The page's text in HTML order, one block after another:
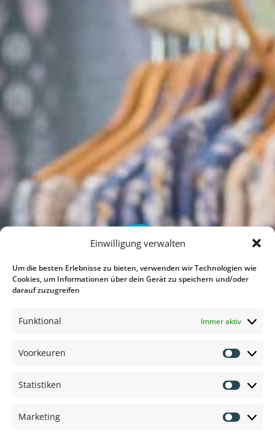
Einwilligung verwalten
Um die besten Erlebnisse zu bieten, verwenden wir Technologien wie
Cookies, um Informationen über dein Gerät zu speichern und/oder
darauf zuzugreifen
Funktional Immer aktiv
Voorkeuren
Statistiken
Marketing
Vielen Dank für Ihren Besuch auf unserer